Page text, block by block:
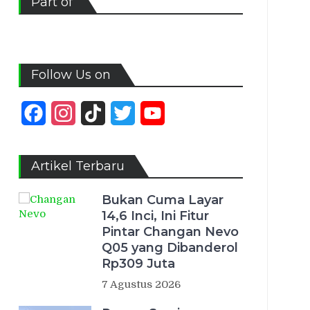
Follow Us on
FacebookInstagram
TikTok Twitter
Artikel Terbaru
Bukan Cuma Layar
14,6 Inci, Ini Fitur
Pintar Changan Nevo
Q05 yang Dibanderol
Rp309 Juta
7 Agustus 2026